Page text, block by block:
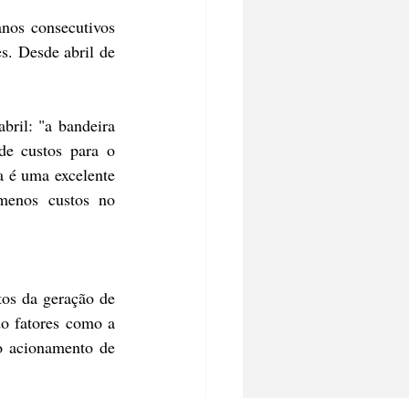
consecutivos
Desde abril de
"a bandeira
custos para o
uma excelente
custos no
da geração de
fatores como a
de